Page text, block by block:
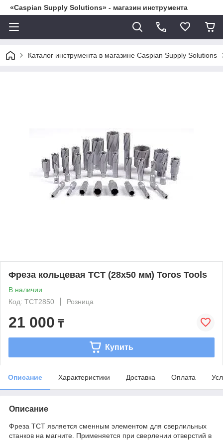
«Caspian Supply Solutions» - магазин инструмента
Каталог инструмента в магазине Caspian Supply Solutions
Фреза кольцевая TCT (28x50 мм) Toros Tools
В наличии
Код: TCT2850
Розница
21 000 ₸
Купить
Описание Характеристики Доставка Оплата
Описание
Фреза TCT является сменным элементом для сверлильных
станков на магните. Применяется при сверлении отверстий в